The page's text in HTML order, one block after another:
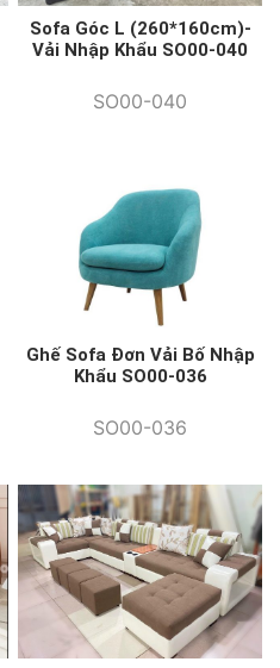
Sofa Góc L (260*160cm)-
Vải Nhập Khẩu SO00-040
SO00-040
Ghế Sofa Đơn Vải Bố Nhập
Khẩu SO00-036
SO00-036